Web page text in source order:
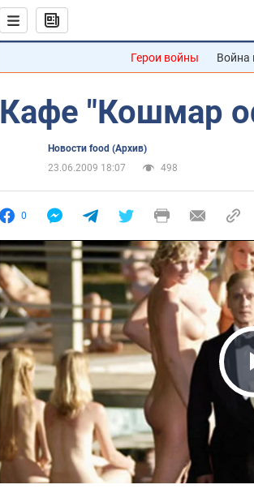
Герои войны Война
Кафе "Кошмар
Новости food (Архив)
23.06.2009 18:07
498
0